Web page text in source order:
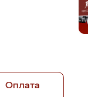
Оплата